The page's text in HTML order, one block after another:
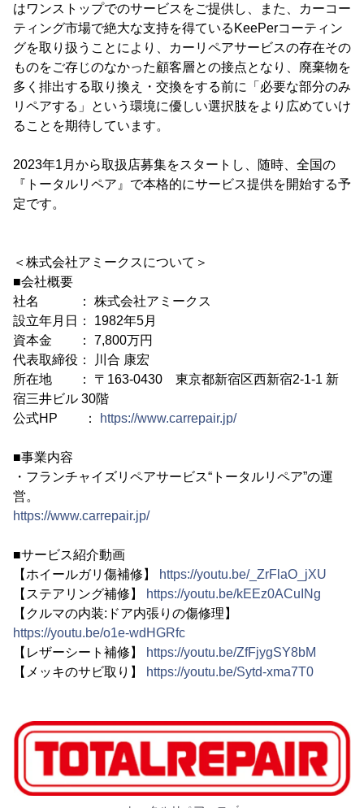
はワンストップでのサービスをご提供し、また、カーコー
ティング市場で絶大な支持を得ているKeePerコーティン
グを取り扱うことにより、カーリペアサービスの存在その
ものをご存じのなかった顧客層との接点となり、廃棄物を
多く排出する取り換え・交換をする前に「必要な部分のみ
リペアする」という環境に優しい選択肢をより広めていけ
ることを期待しています。
2023年1月から取扱店募集をスタートし、随時、全国の
『トータルリペア』で本格的にサービス提供を開始する予
定です。
＜株式会社アミークスについて＞
■会社概要
社名 ： 株式会社アミークス
設立年月日： 1982年5月
資本金 ： 7,800万円
代表取締役： 川合 康宏
所在地 ： 〒163-0430 東京都新宿区西新宿2-1-1 新
宿三井ビル 30階
公式HP ：
https://www.carrepair.jp/
■事業内容
・フランチャイズリペアサービス“トータルリペア”の運
営。
https://www.carrepair.jp/
■サービス紹介動画
【ホイールガリ傷補修】
https://youtu.be/_ZrFlaO_jXU
【ステアリング補修】
https://youtu.be/kEEz0ACuINg
【クルマの内装:ドア内張りの傷修理】
https://youtu.be/o1e-wdHGRfc
【レザーシート補修】
https://youtu.be/ZfFjygSY8bM
【メッキのサビ取り】
https://youtu.be/Sytd-xma7T0